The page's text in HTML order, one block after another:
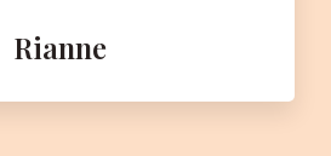
Rianne